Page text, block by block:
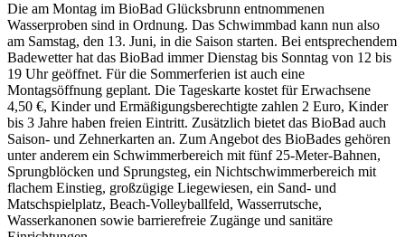
Die am Montag im BioBad Glücksbrunn entnommenen
Wasserproben sind in Ordnung. Das Schwimmbad kann nun also
am Samstag, den 13. Juni, in die Saison starten. Bei entsprechendem
Badewetter hat das BioBad immer Dienstag bis Sonntag von 12 bis
19 Uhr geöffnet. Für die Sommerferien ist auch eine
Montagsöffnung geplant. Die Tageskarte kostet für Erwachsene
4,50 €, Kinder und Ermäßigungsberechtigte zahlen 2 Euro, Kinder
bis 3 Jahre haben freien Eintritt. Zusätzlich bietet das BioBad auch
Saison- und Zehnerkarten an. Zum Angebot des BioBades gehören
unter anderem ein Schwimmerbereich mit fünf 25-Meter-Bahnen,
Sprungblöcken und Sprungsteg, ein Nichtschwimmerbereich mit
flachem Einstieg, großzügige Liegewiesen, ein Sand- und
Matschspielplatz, Beach-Volleyballfeld, Wasserrutsche,
Wasserkanonen sowie barrierefreie Zugänge und sanitäre